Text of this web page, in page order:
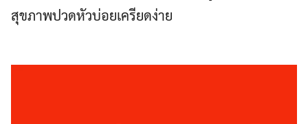
สุขภาพปวดหัวบ่อยเครียดง่าย